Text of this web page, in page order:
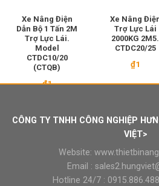
Xe Nâng Điện
Dẫn Bộ 1 Tấn 2M
Trợ Lực Lái.
Model
CTDC10/20
(CTQB)
₫1
Xe Nâng
Trợ Lực Lái
2000KG 2M5.
CTDC20/25
₫1
CÔNG TY TNHH CÔNG NGHIỆP
VIỆT>
Website:
Email :
Hotline 24/7 : 0915.886.488